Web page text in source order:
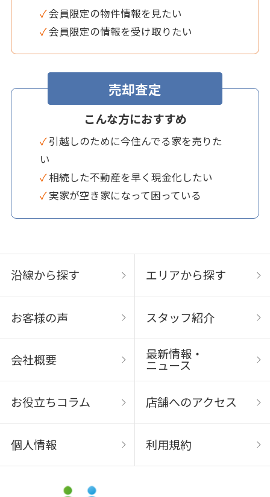
✓ 会員限定の物件情報を見たい
✓ 会員限定の情報を受け取りたい
売却査定
こんな方におすすめ
✓ 引越しのために今住んでる家を売りた
い
✓ 相続した不動産を早く現金化したい
✓ 実家が空き家になって困っている
沿線から探す エリアから探す
お客様の声 スタッフ紹介
会社概要 最新情報・
ニュース
お役立ちコラム 店舗へのアクセス
個人情報 利用規約